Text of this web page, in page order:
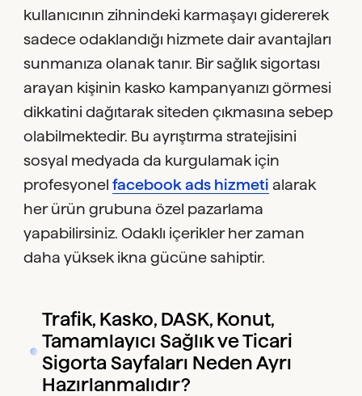
kullanıcının zihnindeki karmaşayı gidererek
sadece odaklandığı hizmete dair avantajları
sunmanıza olanak tanır. Bir sağlık sigortası
arayan kişinin kasko kampanyanızı görmesi
dikkatini dağıtarak siteden çıkmasına sebep
olabilmektedir. Bu ayrıştırma stratejisini
sosyal medyada da kurgulamak için
profesyonelfacebook ads hizmeti alarak
her ürün grubuna özel pazarlama
yapabilirsiniz. Odaklı içerikler her zaman
daha yüksek ikna gücüne sahiptir.
Trafik, Kasko, DASK, Konut,
Tamamlayıcı Sağlık ve Ticari
Sigorta Sayfaları Neden Ayrı
Hazırlanmalıdır?